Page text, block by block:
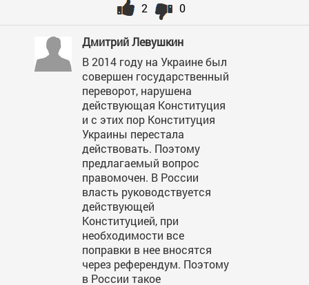
0
2
Дмитрий Левушкин
В 2014 году на Украине был
совершен государственный
переворот, нарушена
действующая Конституция
и с этих пор Конституция
Украины перестала
действовать. Поэтому
предлагаемый вопрос
правомочен. В России
власть руководствуется
действующей
Конституцией, при
необходимости все
поправки в нее вносятся
через референдум. Поэтому
в России такое